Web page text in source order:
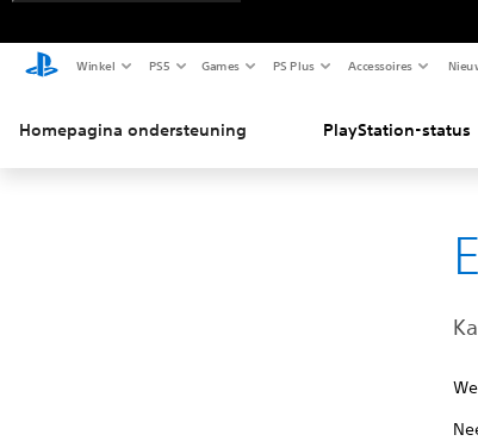
Winkel PS5 Games PS Plus Accessoires
Homepagina ondersteuning PlayStation-status